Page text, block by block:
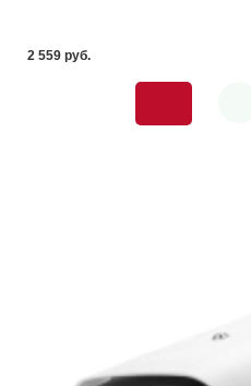
2 559 pуб.